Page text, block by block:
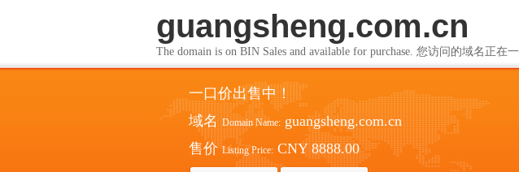
guangsheng.com.cn
The domain is on BIN Sales and available for purchase. 您访问的域名正在
一口价出售中！
域名 Domain Name: guangsheng.com.cn
售价 Listing Price: CNY 8888.00